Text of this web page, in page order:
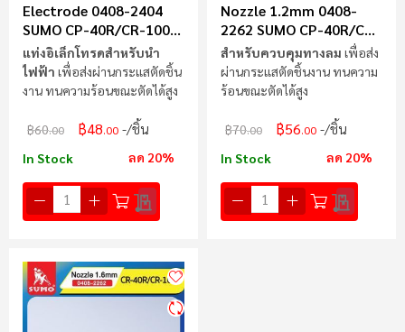
Electrode 0408-2404
SUMO CP-40R/CR-100R
(SAF)
แท่งอิเล็กโทรดสำหรับนำ
ไฟฟ้า เพื่อส่งผ่านกระแสตัดชิ้น
งาน ทนความร้อนขณะตัดได้สูง
฿60.00 ฿48.00 /ชิ้น
In Stock ลด 20%
Nozzle 1.2mm 0408-
2262 SUMO CP-40R/CR-
100R (SAF)
สำหรับควบคุมทางลม เพื่อส่ง
ผ่านกระแสตัดชิ้นงาน ทนความ
ร้อนขณะตัดได้สูง
฿70.00 ฿56.00 /ชิ้น
In Stock ลด 20%